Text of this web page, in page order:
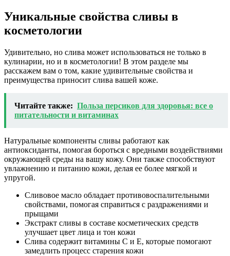
Уникальные свойства сливы в
косметологии
Удивительно, но слива может использоваться не только в
кулинарии, но и в косметологии! В этом разделе мы
расскажем вам о том, какие удивительные свойства и
преимущества приносит слива вашей коже.
Читайте также: Польза персиков для здоровья: все о
питательности и витаминах
Натуральные компоненты сливы работают как
антиоксиданты, помогая бороться с вредными воздействиями
окружающей среды на вашу кожу. Они также способствуют
увлажнению и питанию кожи, делая ее более мягкой и
упругой.
Сливовое масло обладает противовоспалительными
свойствами, помогая справиться с раздражениями и
прыщами
Экстракт сливы в составе косметических средств
улучшает цвет лица и тон кожи
Слива содержит витамины C и E, которые помогают
замедлить процесс старения кожи